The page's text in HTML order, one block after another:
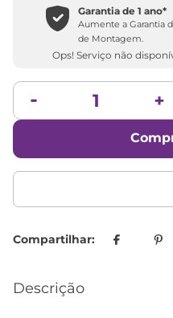
Garantia de1 ano*
Aumente a Garantia
de Montagem.
Ops! Serviço não
Descrição